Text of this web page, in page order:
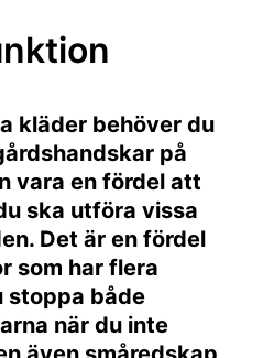
kläder behöver du
på
vara en fördel att
ska utföra vissa
Det är en fördel
som har flera
stoppa både
när du inte